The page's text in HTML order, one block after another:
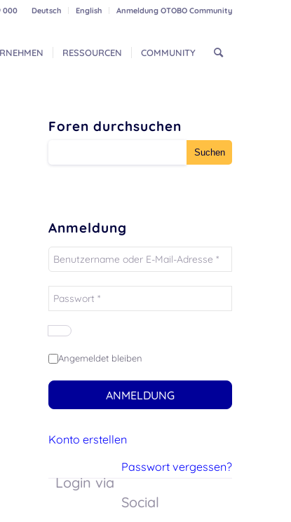
Deutsch English Anmeldung OTOBO Community
000
RESSOURCEN COMMUNITY
Foren durchsuchen
Anmeldung
Angemeldet bleiben
ANMELDUNG
Konto erstellen
Passwort vergessen?
Login via
Social